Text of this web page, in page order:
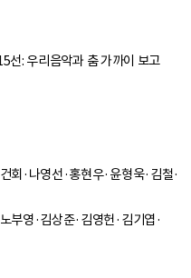
선: 우리음악과 춤 가까이 보고
·나영선·홍현우·윤형욱·김철·
부영·김상준·김영헌·김기엽·